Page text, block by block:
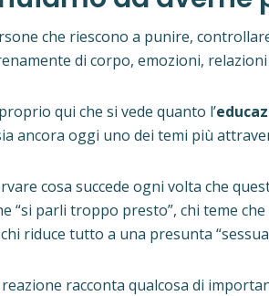
che riescono a punire,
di corpo, emozioni,
qui che si vede quanto l’
ancora oggi uno dei temi più
cosa succede ogni volta che
“si parli troppo presto”, chi teme
riduce tutto a una presunta
racconta qualcosa di